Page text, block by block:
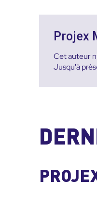
Projex
Cet auteur
Jusqu'à